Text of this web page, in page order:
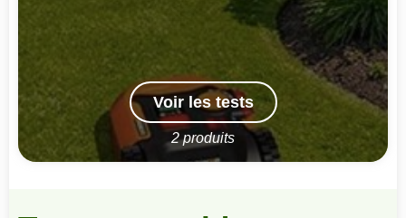
Voir les tests
2 produits